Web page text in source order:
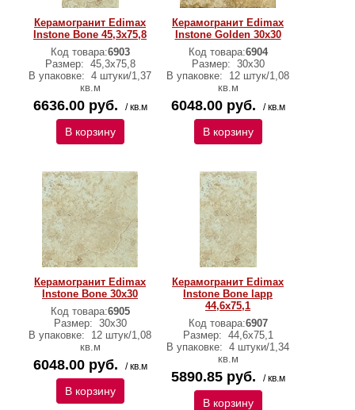
Керамогранит Еdimax
Instone Bone 45,3x75,8
Код товара:6903
Размер: 45,3x75,8
В упаковке: 4 штуки/1,37
кв.м
6636.00 руб. / кв.м
В корзину
Керамогранит Edimax
Instone Golden 30x30
Код товара:6904
Размер: 30x30
В упаковке:
12 штук/1,08
кв.м
6048.00 руб. / кв.м
В корзину
Керамогранит Edimax
Instone Bone 30x30
Код товара:6905
Размер: 30x30
В упаковке:
12 штук/1,08
кв.м
6048.00 руб. / кв.м
В корзину
Керамогранит Edimax
Instone Bone lapp
44,6x75,1
Код товара:6907
Размер: 44,6x75,1
В упаковке: 4 штуки/1,34
кв.м
5890.85 руб. / кв.м
В корзину